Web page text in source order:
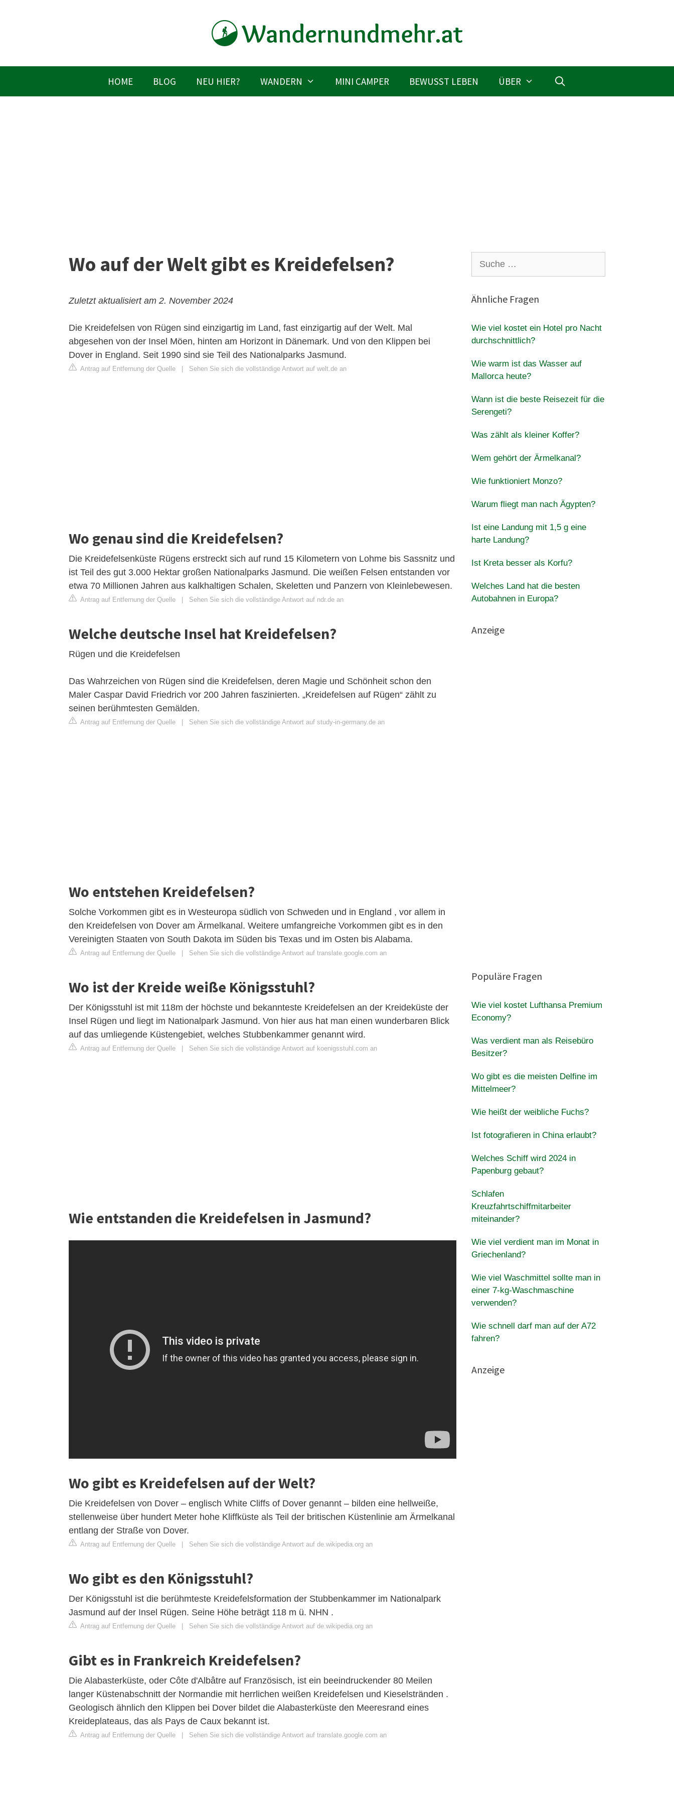
HOME BLOG NEU HIER? WANDERN MINI CAMPER BEWUSST LEBEN ÜBER
Wo auf der Welt gibt es Kreidefelsen?
Zuletzt aktualisiert am 2. November 2024
Die Kreidefelsen von Rügen sind einzigartig im Land, fast einzigartig auf der Welt. Mal
abgesehen von der Insel Möen, hinten am Horizont in Dänemark. Und von den Klippen bei
Dover in England. Seit 1990 sind sie Teil des Nationalparks Jasmund.
Antrag auf Entfernung der Quelle Sehen Sie sich die vollständige Antwort auf welt.de an
Wo genau sind die Kreidefelsen?
Die Kreidefelsenküste Rügens erstreckt sich auf rund 15 Kilometern von Lohme bis Sassnitz und
ist Teil des gut 3.000 Hektar großen Nationalparks Jasmund. Die weißen Felsen entstanden vor
etwa 70 Millionen Jahren aus kalkhaltigen Schalen, Skeletten und Panzern von Kleinlebewesen.
Antrag auf Entfernung der Quelle Sehen Sie sich die vollständige Antwort auf ndr.de an
Welche deutsche Insel hat Kreidefelsen?
Rügen und die Kreidefelsen
Das Wahrzeichen von Rügen sind die Kreidefelsen, deren Magie und Schönheit schon den
Maler Caspar David Friedrich vor 200 Jahren faszinierten. „Kreidefelsen auf Rügen“ zählt zu
seinen berühmtesten Gemälden.
Antrag auf Entfernung der Quelle Sehen Sie sich die vollständige Antwort auf study-in-germany.de an
Wo entstehen Kreidefelsen?
Solche Vorkommen gibt es in Westeuropa südlich von Schweden und in England , vor allem in
den Kreidefelsen von Dover am Ärmelkanal. Weitere umfangreiche Vorkommen gibt es in den
Vereinigten Staaten von South Dakota im Süden bis Texas und im Osten bis Alabama.
Antrag auf Entfernung der Quelle Sehen Sie sich die vollständige Antwort auf translate.google.com an
Wo ist der Kreide weiße Königsstuhl?
Der Königsstuhl ist mit 118m der höchste und bekannteste Kreidefelsen an der Kreideküste der
Insel Rügen und liegt im Nationalpark Jasmund. Von hier aus hat man einen wunderbaren Blick
auf das umliegende Küstengebiet, welches Stubbenkammer genannt wird.
Antrag auf Entfernung der Quelle Sehen Sie sich die vollständige Antwort auf koenigsstuhl.com an
Wie entstanden die Kreidefelsen in Jasmund?
Wo gibt es Kreidefelsen auf der Welt?
Die Kreidefelsen von Dover – englisch White Cliffs of Dover genannt – bilden eine hellweiße,
stellenweise über hundert Meter hohe Kliffküste als Teil der britischen Küstenlinie am Ärmelkanal
entlang der Straße von Dover.
Antrag auf Entfernung der Quelle | Sehen Sie sich die vollständige Antwort auf de.wikipedia.org an
Wo gibt es den Königsstuhl?
Der Königsstuhl ist die berühmteste Kreidefelsformation der Stubbenkammer im Nationalpark
Jasmund auf der Insel Rügen. Seine Höhe beträgt 118 m ü. NHN .
Antrag auf Entfernung der Quelle | Sehen Sie sich die vollständige Antwort auf de.wikipedia.org an
Gibt es in Frankreich Kreidefelsen?
Die Alabasterküste, oder Côte d'Albâtre auf Französisch, ist ein beeindruckender 80 Meilen
langer Küstenabschnitt der Normandie mit herrlichen weißen Kreidefelsen und Kieselstränden .
Geologisch ähnlich den Klippen bei Dover bildet die Alabasterküste den Meeresrand eines
Kreideplateaus, das als Pays de Caux bekannt ist.
Antrag auf Entfernung der Quelle | Sehen Sie sich die vollständige Antwort auf translate.google.com an
nach:
Ähnliche Fragen
Wie viel kostet ein Hotel pro Nacht
durchschnittlich?
Wie warm ist das Wasser auf
Mallorca heute?
Wann ist die beste Reisezeit für die
Serengeti?
Was zählt als kleiner Koffer?
Wem gehört der Ärmelkanal?
Wie funktioniert Monzo?
Warum fliegt man nach Ägypten?
Ist eine Landung mit 1,5 g eine
harte Landung?
Ist Kreta besser als Korfu?
Welches Land hat die besten
Autobahnen in Europa?
Anzeige
Populäre Fragen
Wie viel kostet Lufthansa Premium
Economy?
Was verdient man als Reisebüro
Besitzer?
Wo gibt es die meisten Delfine im
Mittelmeer?
Wie heißt der weibliche Fuchs?
Ist fotografieren in China erlaubt?
Welches Schiff wird 2024 in
Papenburg gebaut?
Schlafen
Kreuzfahrtschiffmitarbeiter
miteinander?
Wie viel verdient man im Monat in
Griechenland?
Wie viel Waschmittel sollte man in
einer 7-kg-Waschmaschine
verwenden?
Wie schnell darf man auf der A72
fahren?
Anzeige